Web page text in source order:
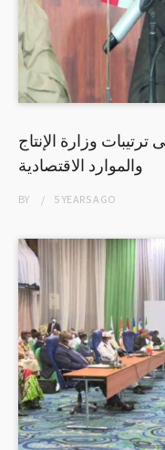
وزارة الإنتاج
والموارد الاقتصادية
BY 5 YEARSAGO